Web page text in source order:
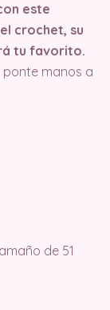
este
crochet, su
tu favorito.
ponte manos a
de 51